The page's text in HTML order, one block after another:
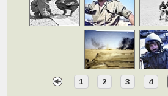
1 2 3 4